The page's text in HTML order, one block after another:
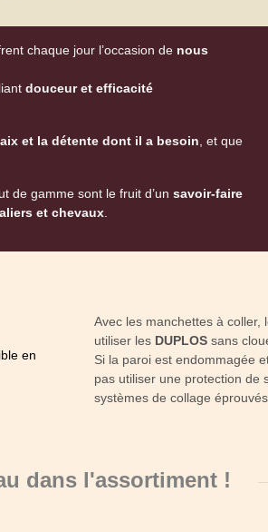
chaque jour l’occasion de nous
douceur et efficacité
et la détente dont il a besoin , et que
de gamme sont le fruit d’un savoir-faire
et chevaux
en
Avec les manchettes à coller,
utiliser les DUPLOS sans
Si la paroi est endommagée
pas utiliser une protection de
systèmes de collage éprouvés.
dans l'assortiment !